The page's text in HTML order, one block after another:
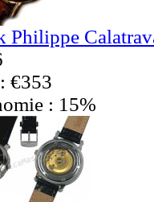
Philippe
€353
: 15%